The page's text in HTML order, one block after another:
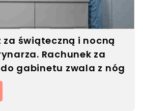
za świąteczną i nocną
Rachunek za
gabinetu zwala z nóg